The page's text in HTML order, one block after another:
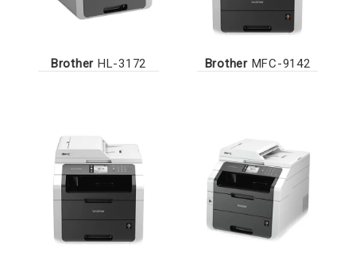
Brother HL-3172 BrotherMFC-9142